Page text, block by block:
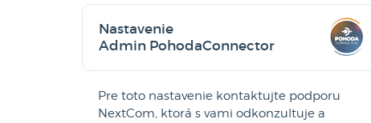
Nastavenie
Admin PohodaConnector
Pre toto nastavenie kontaktujte podporu
NextCom, ktorá s vami odkonzultuje a